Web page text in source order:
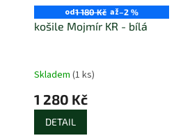
od1 180 Kč až–2 %
košile Mojmír KR - bílá
Skladem (1 ks)
1 280 Kč
DETAIL